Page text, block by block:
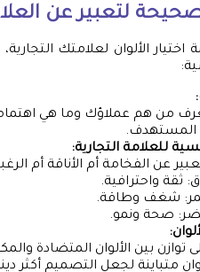
لتعبير عن
الألوان لعلامتك
من هم عملاؤك وما هي
المستهدف.
للعلامة التجارية:
عن الفخامة أم الأناقة أم
ثقة واحترافية.
شغف وطاقة.
صحة ونمو.
توازن بين الألوان المتضادة
متباينة لجعل التصميم أكثر